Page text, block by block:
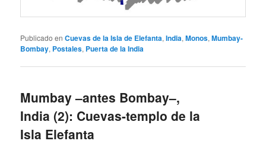
Publicado en Cuevas de la Isla de Elefanta,India,Monos,Mumbay-
Bombay, Postales, Puerta de la India
Mumbay –antes Bombay–,
India (2): Cuevas-templo de la
Isla Elefanta